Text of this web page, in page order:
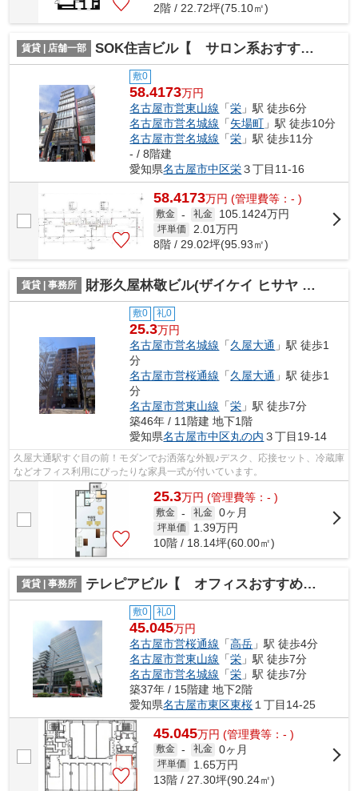
2階 / 22.72坪(75.10㎡)
賃貸 | 店舗一部 SOK住吉ビル【 サロン系おすすめ 】
敷0
58.4173万円
名古屋市営東山線 「栄 」駅 徒歩6分
名古屋市営名城線 「矢場町 」駅 徒歩10分
名古屋市営名城線 「栄 」駅 徒歩11分
- / 8階建
愛知県名古屋市中区栄３丁目11-16
58.4173万円 (管理費等：- )
敷金 - 礼金 105.1424万円
坪単価 2.01万円
8階 / 29.02坪(95.93㎡)
賃貸 | 事務所 財形久屋林敬ビル(ザイケイ ヒサヤ リンケイ ビル)【 オフィスおすすめ 】
敷0 礼0
25.3万円
名古屋市営名城線 「久屋大通 」駅 徒歩1
分
名古屋市営桜通線 「久屋大通 」駅 徒歩1
分
名古屋市営東山線 「栄 」駅 徒歩7分
築46年 / 11階建 地下1階
愛知県名古屋市中区丸の内 ３丁目19-14
久屋大通駅すぐ目の前！モダンでお洒落な外観♪デスク、応接セット、冷蔵庫
などオフィス利用にぴったりな家具一式が付いています。
25.3万円 (管理費等：- )
敷金 - 礼金 0ヶ月
坪単価 1.39万円
10階 / 18.14坪(60.00㎡)
賃貸 | 事務所 テレピアビル【 オフィスおすすめ 】
敷0 礼0
45.045万円
名古屋市営桜通線 「高岳 」駅 徒歩4分
名古屋市営東山線 「栄 」駅 徒歩7分
名古屋市営名城線 「栄 」駅 徒歩7分
築37年 / 15階建 地下2階
愛知県名古屋市東区東桜 １丁目14-25
45.045万円 (管理費等：- )
敷金 - 礼金 0ヶ月
坪単価 1.65万円
13階 / 27.30坪(90.24㎡)